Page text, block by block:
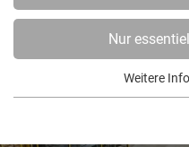
Nur
Essentielle Cookies werden
Weitere